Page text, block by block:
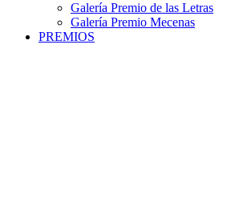
Galería Premio de las Letras
Galería Premio Mecenas
PREMIOS